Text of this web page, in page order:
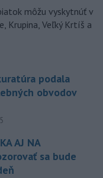
môžu vyskytnúť v
Krupina, Veľký Krtíš a
podala
obvodov
AJ NA
sa bude